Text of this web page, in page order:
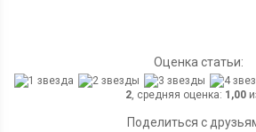
Оценка статьи:
2, средняя оценка: 1,00
Поделиться с